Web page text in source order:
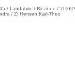
/ Laudabilis / Riccione /
/ Z: Hensen,Karl-Theo